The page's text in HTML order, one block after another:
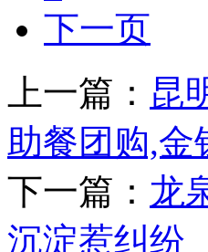
下一页
上一篇： 昆
助餐团购,金
下一篇： 龙
沉淀惹纠纷